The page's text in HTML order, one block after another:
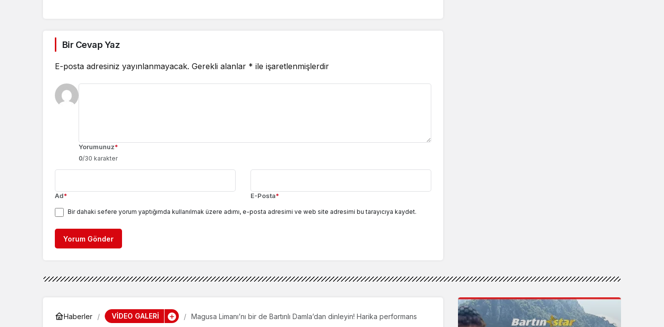
Bir Cevap Yaz
E-posta adresiniz yayınlanmayacak. Gerekli alanlar * ile işaretlenmişlerdir
Yorumunuz*
0/30 karakter
Ad* E-Posta*
Bir dahaki sefere yorum yaptığımda kullanılmak üzere adımı, e-posta adresimi ve web site adresimi bu tarayıcıya kaydet.
Yorum Gönder
Haberler VİDEO GALERİ Magusa Limanı’nı bir de Bartınlı Damla’dan dinleyin! Harika performans